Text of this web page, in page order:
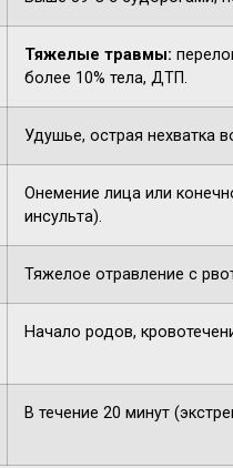
Тяжелые травмы:
более 10% тела, ДТП.
Удушье, острая нехватка
Онемение лица или
инсульта).
Тяжелое отравление с
Начало родов,
В течение 20 минут